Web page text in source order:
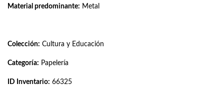
Material predominante: Metal
Colección: Cultura y Educación
Categoría: Papelería
ID Inventario: 66325